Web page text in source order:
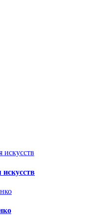
искусств